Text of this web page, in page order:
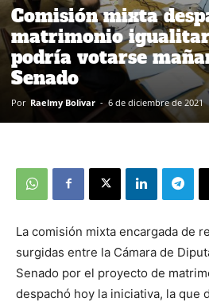
Comisión mixta
matrimonio
podría votarse
Senado
Por Raelmy Bolivar - 6 de diciembre de 2021
La comisión mixta encargada de
surgidas entre la Cámara de
Senado por el proyecto de
despachó hoy la iniciativa, la que